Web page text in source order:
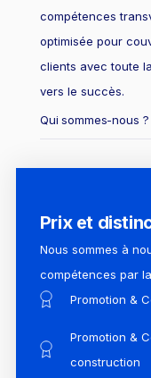
compétences
optimisée pour
clients avec toute
vers le succès.
Qui sommes-nous ?
Prix et
Nous sommes à
compétences par
Promotion &
Promotion &
construction